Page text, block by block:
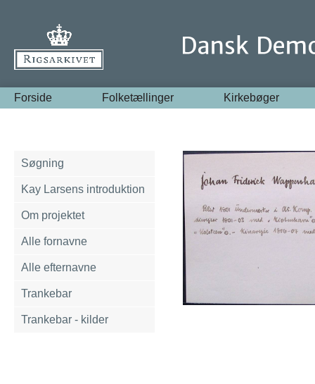
Forside Folketællinger Kirkebøger
Søgning
Kay Larsens introduktion
Om projektet
Alle fornavne
Alle efternavne
Trankebar
Trankebar - kilder